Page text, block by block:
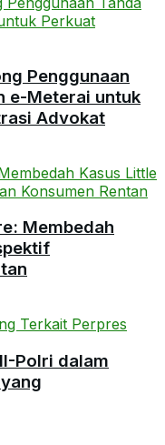
Penggunaan
e-Meterai untuk
Advokat
Membedah
Polri dalam